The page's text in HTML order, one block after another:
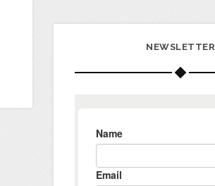
NEWSLETTER